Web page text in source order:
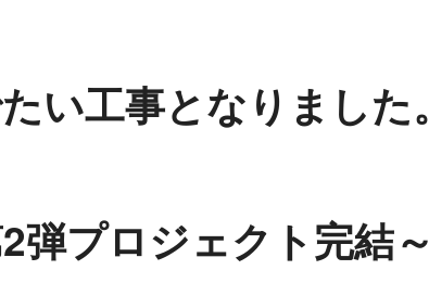
い工事となりました。
弾プロジェクト完結～